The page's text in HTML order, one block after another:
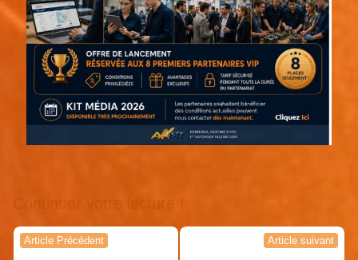
Continuer votre lecture !
Navigation
Article Précédent Article suivant